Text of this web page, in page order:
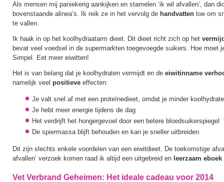
Als mensen mij paniekerig aankijken en stamelen ‘ik wil afvallen’, dan
bovenstaande alinea’s. Ik reik ze in het vervolg de handvatten toe om
te vallen.
Ik haak in op het koolhydraatarm dieet. Dit dieet richt zich op het
bevat veel voedsel in de supermarkten toegevoegde suikers. Hoe moet
Simpel. Eet meer eiwitten!
Het is van belang dat je koolhydraten vermijdt en de eiwitinname
namelijk veel positieve effecten:
Je valt snel af met een proteïnedieet, omdat je minder
Je hebt meer energie tijdens de dag
Het verdrijft het hongergevoel door een betere bloedsuikerspiegel
De spiermassa blijft behouden en kan je sneller uitbreiden
Dit zijn slechts enkele voordelen van een eiwitdieet. De toekomstige
afvallen’ verzoek komen raad ik altijd een uitgebreid en leerzaam eboek
Vet Verbrand Geheimen: Het ideale cadeau voor 2014